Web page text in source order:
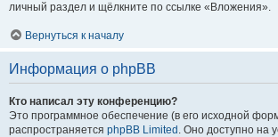
личный раздел и щёлкните по ссылке «Вложения».
Вернуться к началу
Информация о phpBB
Кто написал эту конференцию?
Это программное обеспечение (в его исходной
распространяется phpBB Limited . Оно доступно на